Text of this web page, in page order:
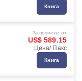
Книга
Започнете от
US$ 589.15
Цена/ Пакс
Книга